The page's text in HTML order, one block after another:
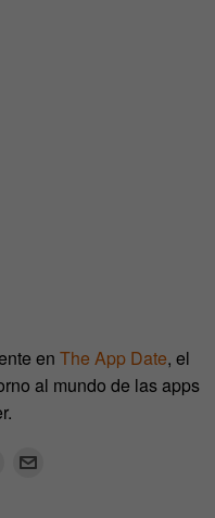
en The App Date, el
al mundo de las apps